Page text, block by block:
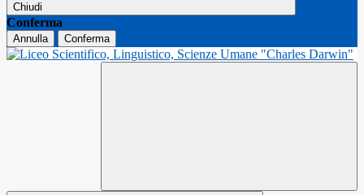
Chiudi
Conferma
Annulla Conferma